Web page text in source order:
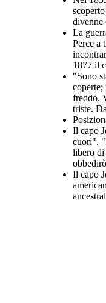
divenne
La
Perce a
1877 il
"Sono
coperte;
freddo.
triste.
Il capo
cuori".
libero di
Il capo